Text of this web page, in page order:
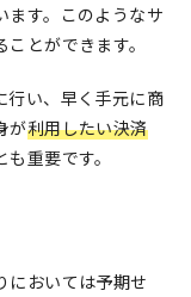
ます。このようなサ
とができます。
行い、早く手元に商
が利用したい決済
重要です。
においては予期せ